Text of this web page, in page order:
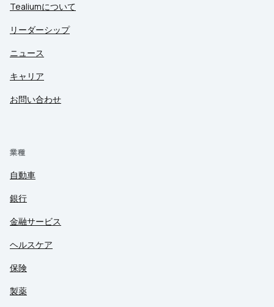
Tealiumについて
リーダーシップ
ニュース
キャリア
お問い合わせ
業種
自動車
銀行
金融サービス
ヘルスケア
保険
製薬